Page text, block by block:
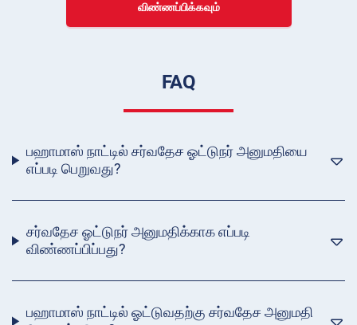
விண்ணப்பிக்கவும்
FAQ
பஹாமாஸ் நாட்டில் சர்வதேச ஓட்டுநர் அனுமதியை
எப்படி பெறுவது?
சர்வதேச ஓட்டுநர் அனுமதிக்காக எப்படி
விண்ணப்பிப்பது?
பஹாமாஸ் நாட்டில் ஓட்டுவதற்கு சர்வதேச அனுமதி